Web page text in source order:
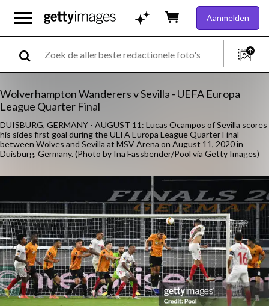
Aanmelden
Wolverhampton Wanderers v Sevilla - UEFA Europa
League Quarter Final
DUISBURG, GERMANY - AUGUST 11: Lucas Ocampos of Sevilla scores
his sides first goal during the UEFA Europa League Quarter Final
between Wolves and Sevilla at MSV Arena on August 11, 2020 in
Duisburg, Germany. (Photo by Ina Fassbender/Pool via Getty Images)